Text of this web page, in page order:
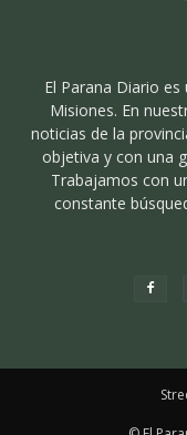
El Parana Diario
Misiones. En
noticias de la
objetiva y con una
Trabajamos con
constante